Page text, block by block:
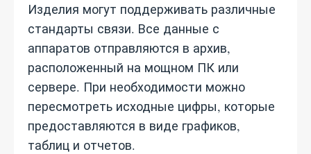
Изделия могут поддерживать различные
стандарты связи. Все данные с
аппаратов отправляются в архив,
расположенный на мощном ПК или
сервере. При необходимости можно
пересмотреть исходные цифры, которые
предоставляются в виде графиков,
таблиц и отчетов.